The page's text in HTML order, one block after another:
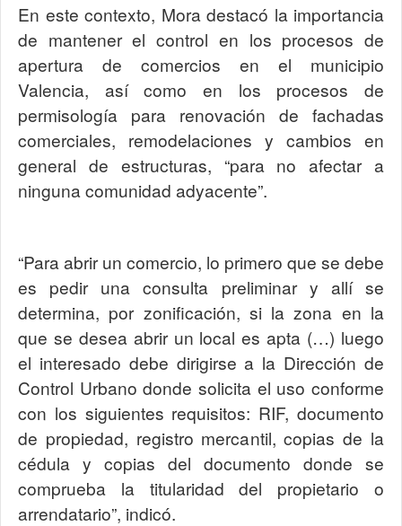
En este contexto, Mora destacó la importancia
de mantener el control en los procesos de
apertura de comercios en el municipio
Valencia, así como en los procesos de
permisología para renovación de fachadas
comerciales, remodelaciones y cambios en
general de estructuras, “para no afectar a
ninguna comunidad adyacente”.
“Para abrir un comercio, lo primero que se debe
es pedir una consulta preliminar y allí se
determina, por zonificación, si la zona en la
que se desea abrir un local es apta (…) luego
el interesado debe dirigirse a la Dirección de
Control Urbano donde solicita el uso conforme
con los siguientes requisitos: RIF, documento
de propiedad, registro mercantil, copias de la
cédula y copias del documento donde se
comprueba la titularidad del propietario o
arrendatario”, indicó.